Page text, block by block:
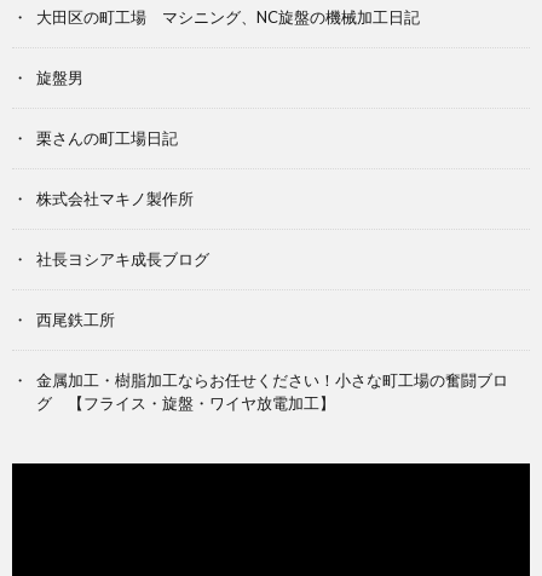
大田区の町工場 マシニング、NC旋盤の機械加工日記
旋盤男
栗さんの町工場日記
株式会社マキノ製作所
社長ヨシアキ成長ブログ
西尾鉄工所
金属加工・樹脂加工ならお任せください！小さな町工場の奮闘ブロ
グ 【フライス・旋盤・ワイヤ放電加工】